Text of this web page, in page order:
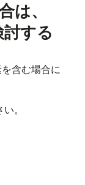
は、
する
含む場合に
。